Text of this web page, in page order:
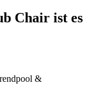
Chair ist es
&